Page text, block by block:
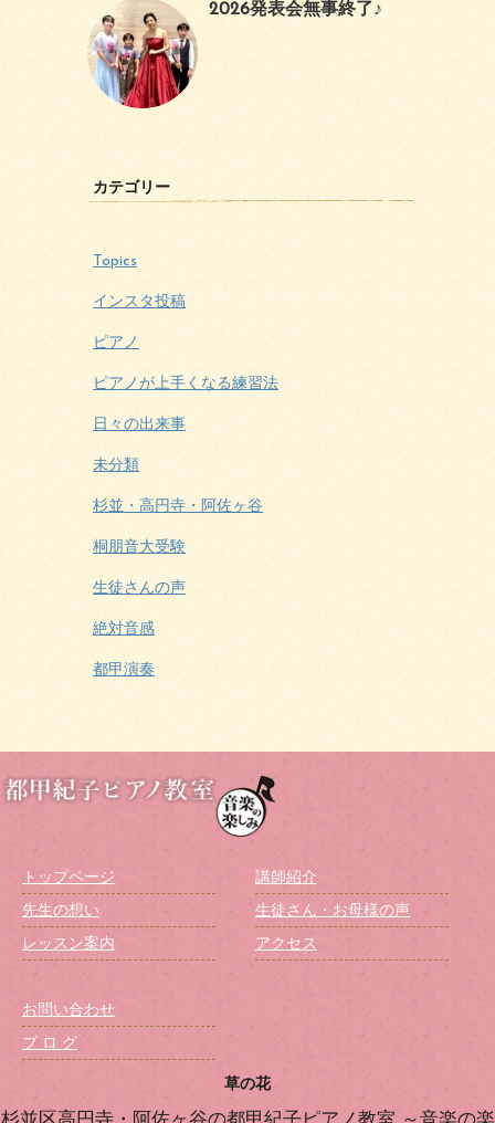
2026発表会無事終了♪
カテゴリー
Topics
インスタ投稿
ピアノ
ピアノが上手くなる練習法
日々の出来事
未分類
杉並・高円寺・阿佐ヶ谷
桐朋音大受験
生徒さんの声
絶対音感
都甲演奏
トップページ
先生の想い
レッスン案内
講師紹介
生徒さん・お母様の声
アクセス
お問い合わせ
ブ ロ グ
草の花